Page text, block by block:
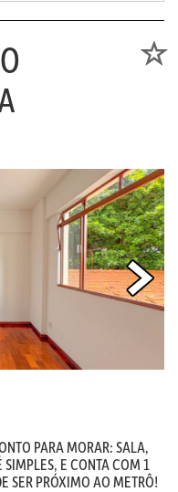
PARA MORAR: SALA,
E CONTA COM 1
SER PRÓXIMO AO METRÔ!